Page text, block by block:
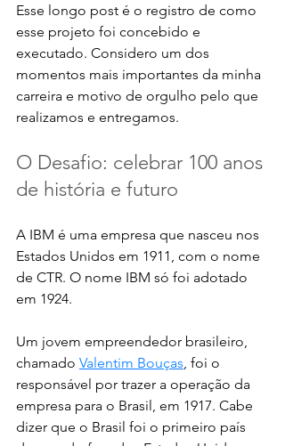
Esse longo post é o registro de como
esse projeto foi concebido e
executado. Considero um dos
momentos mais importantes da minha
carreira e motivo de orgulho pelo que
realizamos e entregamos.
O Desafio: celebrar 100 anos
de história e futuro
A IBM é uma empresa que nasceu nos
Estados Unidos em 1911, com o nome
de CTR. O nome IBM só foi adotado
em 1924.
Um jovem empreendedor brasileiro,
chamado Valentim Bouças , foi o
responsável por trazer a operação da
empresa para o Brasil, em 1917. Cabe
dizer que o Brasil foi o primeiro país